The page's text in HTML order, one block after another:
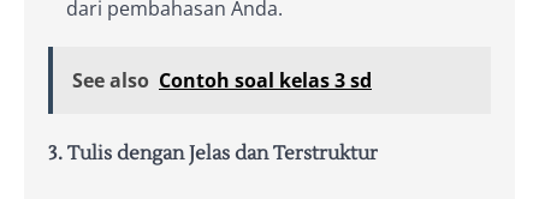
dari pembahasan Anda.
See also Contoh soal kelas 3 sd
3. Tulis dengan Jelas dan Terstruktur